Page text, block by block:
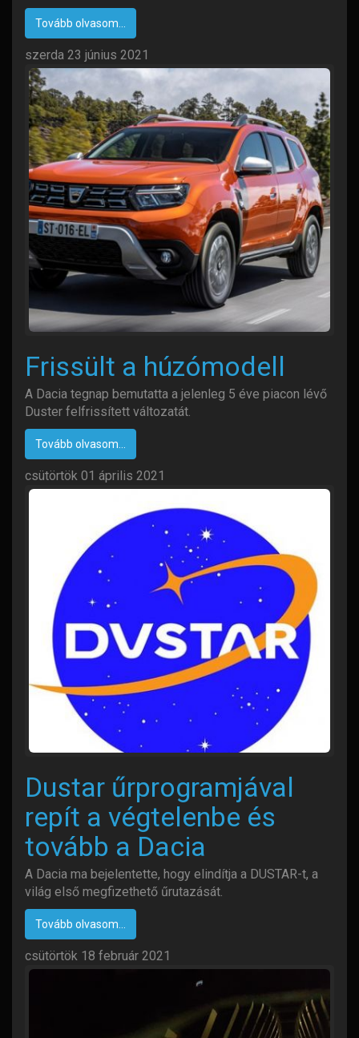
Tovább olvasom...
szerda 23 június 2021
Frissült a húzómodell
A Dacia tegnap bemutatta a jelenleg 5 éve piacon lévő
Duster felfrissített változatát.
Tovább olvasom...
csütörtök 01 április 2021
Dustar űrprogramjával
repít a végtelenbe és
tovább a Dacia
A Dacia ma bejelentette, hogy elindítja a DUSTAR-t, a
világ első megfizethető űrutazását.
Tovább olvasom...
csütörtök 18 február 2021